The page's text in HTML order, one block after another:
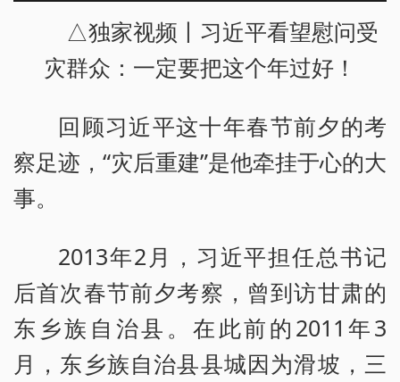
△独家视频丨习近平看望慰问受
灾群众：一定要把这个年过好！
回顾习近平这十年春节前夕的考
察足迹，“灾后重建”是他牵挂于心的大
事。
2013年2月，习近平担任总书记
后首次春节前夕考察，曾到访甘肃的
东乡族自治县。在此前的2011年3
月，东乡族自治县县城因为滑坡，三